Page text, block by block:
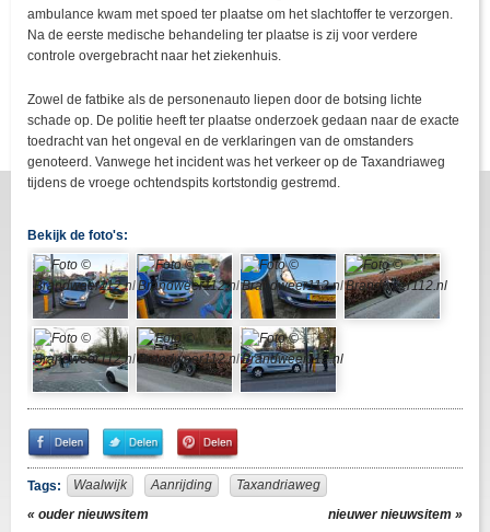
ambulance kwam met spoed ter plaatse om het slachtoffer te verzorgen.
Na de eerste medische behandeling ter plaatse is zij voor verdere
controle overgebracht naar het ziekenhuis.
Zowel de fatbike als de personenauto liepen door de botsing lichte
schade op. De politie heeft ter plaatse onderzoek gedaan naar de exacte
toedracht van het ongeval en de verklaringen van de omstanders
genoteerd. Vanwege het incident was het verkeer op de Taxandriaweg
tijdens de vroege ochtendspits kortstondig gestremd.
Bekijk de foto's:
Share
on
Facebook
Share
on
Twitter
Pin
It!
Tags: Waalwijk Aanrijding
Taxandriaweg
« ouder nieuwsitem
nieuwer nieuwsitem »